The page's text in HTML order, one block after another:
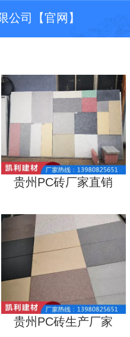
公司【官网】
贵州PC砖厂家直销
贵州PC砖生产厂家